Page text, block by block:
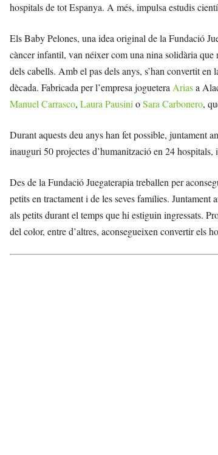
hospitals de tot Espanya. A més, impulsa estudis
Els Baby Pelones, una idea original de la Fundació
càncer infantil, van néixer com una nina solidària
dels cabells. Amb el pas dels anys, s’han convertit
dècada. Fabricada per l’empresa jogueteraAriasa
Manuel Carrasco, Laura PausinioSara Carbonero,
Durant aquests deu anys han fet possible, juntament
inauguri 50 projectes d’humanització en 24
Des de la Fundació Juegaterapia treballen per
petits en tractament i de les seves famílies.
als petits durant el temps que hi estiguin ingressats.
del color, entre d’altres, aconsegueixen convertir els